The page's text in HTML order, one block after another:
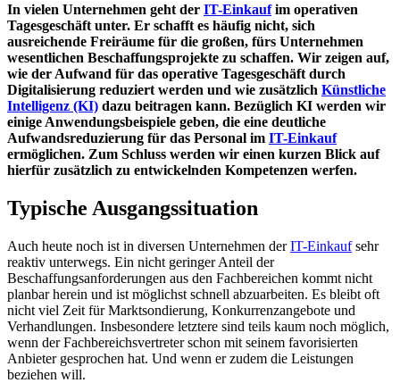
In vielen Unternehmen geht der IT-Einkaufim operativen
Tagesgeschäft unter. Er schafft es häufig nicht, sich
ausreichende Freiräume für die großen, fürs Unternehmen
wesentlichen Beschaffungsprojekte zu schaffen. Wir zeigen auf,
wie der Aufwand für das operative Tagesgeschäft durch
Digitalisierung reduziert werden und wie zusätzlich Künstliche
Intelligenz (KI) dazu beitragen kann. Bezüglich KI werden wir
einige Anwendungsbeispiele geben, die eine deutliche
Aufwandsreduzierung für das Personal im IT-Einkauf
ermöglichen. Zum Schluss werden wir einen kurzen Blick auf
hierfür zusätzlich zu entwickelnden Kompetenzen werfen.
Typische Ausgangssituation
Auch heute noch ist in diversen Unternehmen derIT-Einkaufsehr
reaktiv unterwegs. Ein nicht geringer Anteil der
Beschaffungsanforderungen aus den Fachbereichen kommt nicht
planbar herein und ist möglichst schnell abzuarbeiten. Es bleibt oft
nicht viel Zeit für Marktsondierung, Konkurrenzangebote und
Verhandlungen. Insbesondere letztere sind teils kaum noch möglich,
wenn der Fachbereichsvertreter schon mit seinem favorisierten
Anbieter gesprochen hat. Und wenn er zudem die Leistungen
beziehen will.